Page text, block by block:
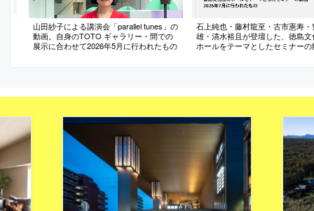
山田紗子による講演会「parallel tunes」の
動画。自身のTOTO ギャラリー・間での
展示に合わせて2026年5月に行われたもの
石上純也・藤村龍至・古市憲寿・
雄・清水裕且が登壇した、徳島文
ホールをテーマとしたセミナーの